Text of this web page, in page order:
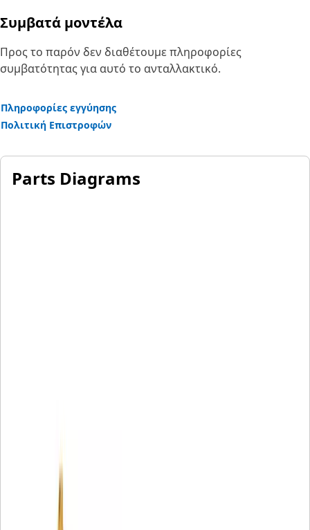
Συμβατά μοντέλα
Προς το παρόν δεν διαθέτουμε πληροφορίες
συμβατότητας για αυτό το ανταλλακτικό.
Πληροφορίες εγγύησης
Πολιτική Επιστροφών
Parts Diagrams